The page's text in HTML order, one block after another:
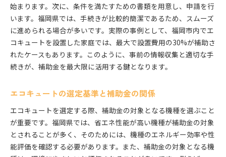
始まります。次に、条件を満たすための書類を用意し、申請を行
います。福岡県では、手続きが比較的簡潔であるため、スムーズ
に進められる場合が多いです。実際の事例として、福岡市内でエ
コキュートを設置した家庭では、最大で設置費用の30%が補助さ
れたケースもあります。このように、事前の情報収集と適切な手
続きが、補助金を最大限に活用する鍵となります。
エコキュートの選定基準と補助金の関係
エコキュートを選定する際、補助金の対象となる機種を選ぶこと
が重要です。福岡県では、省エネ性能が高い機種が補助金の対象
とされることが多く、そのためには、機種のエネルギー効率や性
能評価を確認する必要があります。また、補助金の対象となる機